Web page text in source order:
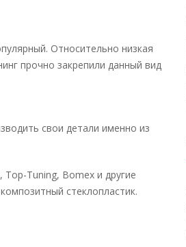
Относительно низкая
прочно закрепили данный вид
свои детали именно из
Top-Tuning, Bomex и другие
стеклопластик.